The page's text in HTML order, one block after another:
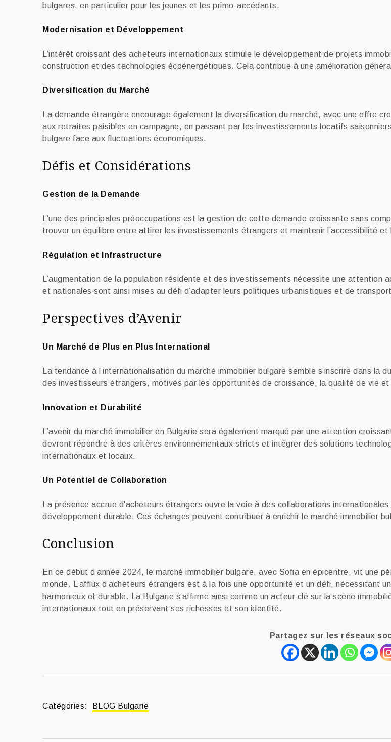
bulgares, en particulier pour les jeunes et les primo-accédants.
Modernisation et Développement
L’intérêt croissant des acheteurs internationaux stimule le développement de projets
construction et des technologies écoénergétiques. Cela contribue à une amélioration
Diversification du Marché
La demande étrangère encourage également la diversification du marché, avec une offre
aux retraites paisibles en campagne, en passant par les investissements locatifs
bulgare face aux fluctuations économiques.
Défis et Considérations
Gestion de la Demande
L’une des principales préoccupations est la gestion de cette demande croissante sans
trouver un équilibre entre attirer les investissements étrangers et maintenir l’accessibilité
Régulation et Infrastructure
L’augmentation de la population résidente et des investissements nécessite une
et nationales sont ainsi mises au défi d’adapter leurs politiques urbanistiques et de
Perspectives d’Avenir
Un Marché de Plus en Plus International
La tendance à l’internationalisation du marché immobilier bulgare semble s’inscrire dans
des investisseurs étrangers, motivés par les opportunités de croissance, la qualité de vie
Innovation et Durabilité
L’avenir du marché immobilier en Bulgarie sera également marqué par une attention
devront répondre à des critères environnementaux stricts et intégrer des solutions
internationaux et locaux.
Un Potentiel de Collaboration
La présence accrue d’acheteurs étrangers ouvre la voie à des collaborations
développement durable. Ces échanges peuvent contribuer à enrichir le marché immobilier
Conclusion
En ce début d’année 2024, le marché immobilier bulgare, avec Sofia en épicentre, vit une
monde. L’afflux d’acheteurs étrangers est à la fois une opportunité et un défi, nécessitant
harmonieux et durable. La Bulgarie s’affirme ainsi comme un acteur clé sur la scène
internationaux tout en préservant ses richesses et son identité.
Partagez sur les réseaux
Catégories: BLOG Bulgarie